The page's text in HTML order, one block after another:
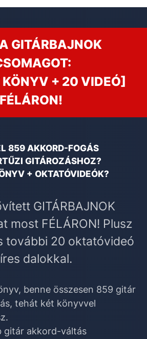
GITÁRBAJNOK
KÖNYV + 20 VIDEÓ]
FÉLÁRON!
859 AKKORD-FOGÁS
GITÁROZÁSHOZ?
+ OKTATÓVIDEÓK?
GITÁRBAJNOK
most FÉLÁRON! Plusz
további 20 oktatóvideó
dalokkal.
benne összesen 859 gitár
tehát két könyvvel
gitár akkord-váltás